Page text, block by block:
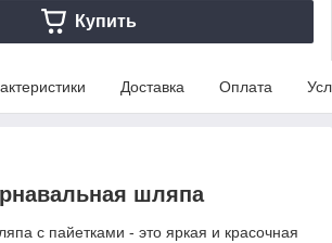
Купить
Доставка Оплата
шляпа
с пайетками - это яркая и красочная